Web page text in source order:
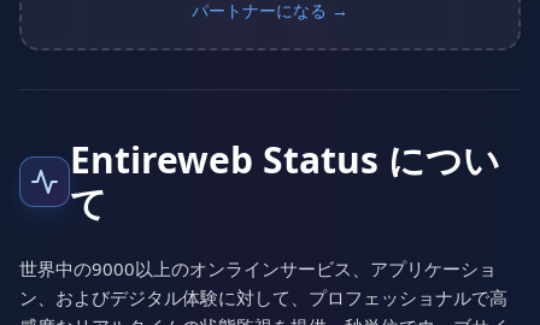
パートナーになる →
Entireweb Status につい
て
世界中の9000以上のオンラインサービス、アプリケーショ
ン、およびデジタル体験に対して、プロフェッショナルで高